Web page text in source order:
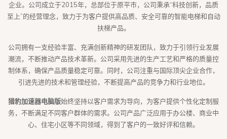
企业。公司成立于2015年，总部位于原平市，公司秉承“科技创新，品质
至上”的经营理念，致力于为客户提供高品质、安全可靠的智能电梯和自动
扶梯产品。
公司拥有一支经验丰富、充满创新精神的研发团队，致力于引领行业发展
潮流，不断推动产品技术革新。公司采用先进的生产工艺和严格的质量控
制体系，确保产品质量稳定可靠。同时，公司注重与国际顶尖企业合作，
引进先进的技术和管理经验，不断提高产品的竞争力和行业地位。
猎豹加速器电脑版始终坚持以客户需求为导向，为客户提供个性化定制服
务，不断满足不同客户群体的需求。公司产品广泛应用于办公楼、商业中
心、住宅小区等不同领域，得到了客户的一致好评和信赖。